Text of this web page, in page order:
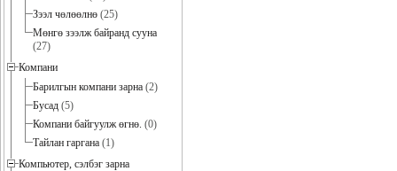
Зээл чөлөөлнө (25)
Мөнгө зээлж байранд сууна
(27)
Компани
Барилгын компани зарна (2)
Бусад (5)
Компани байгуулж өгнө. (0)
Тайлан гаргана (1)
Компьютер, сэлбэг зарна